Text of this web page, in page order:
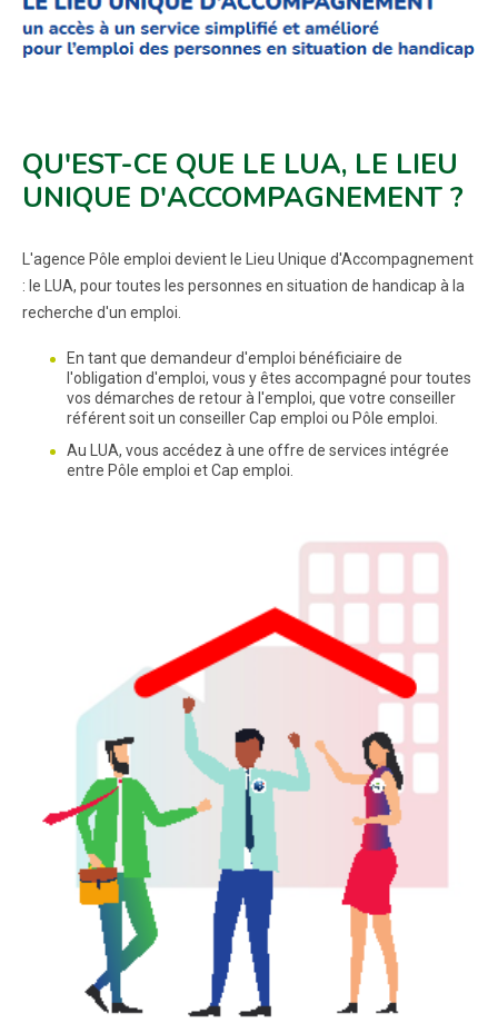
QU'EST-CE QUE LE LUA, LE LIEU
UNIQUE D'ACCOMPAGNEMENT ?
L'agence Pôle emploi devient le Lieu Unique d'Accompagnement
: le LUA, pour toutes les personnes en situation de handicap à la
recherche d'un emploi.
En tant que demandeur d'emploi bénéficiaire de
l'obligation d'emploi, vous y êtes accompagné pour toutes
vos démarches de retour à l'emploi, que votre conseiller
référent soit un conseiller Cap emploi ou Pôle emploi.
Au LUA, vous accédez à une offre de services intégrée
entre Pôle emploi et Cap emploi.